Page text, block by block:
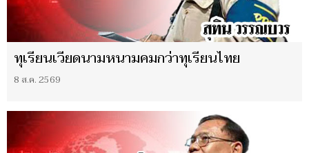
ทุเรียนเวียดนามหนามคมกว่าทุเรียนไทย
8 ส.ค. 2569